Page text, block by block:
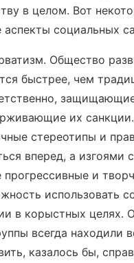
в целом. Вот
аспекты социальных
Общество
быстрее, чем
их
стереотипы и
вперед, а изгоями
и
использовать
в корыстных целях.
всегда находили
казалось бы,